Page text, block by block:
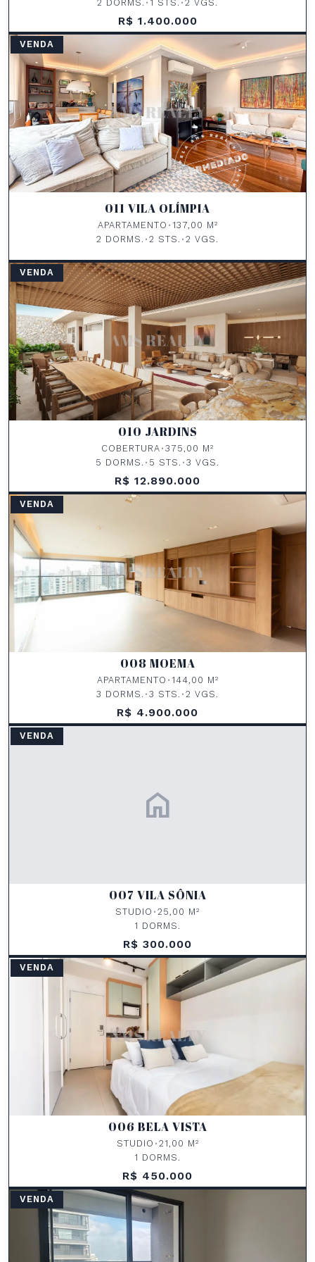
2 DORMS. • 1 STS. • 2 VGS.
R$ 1.400.000
VENDA
011 VILA OLÍMPIA
APARTAMENTO • 137,00 M²
2 DORMS. • 2 STS. • 2 VGS.
VENDA
010 JARDINS
COBERTURA • 375,00 M²
5 DORMS. • 5 STS. • 3 VGS.
R$ 12.890.000
VENDA
008 MOEMA
APARTAMENTO • 144,00 M²
3 DORMS. • 3 STS. • 2 VGS.
R$ 4.900.000
home
VENDA
007 VILA SÔNIA
STUDIO • 25,00 M²
1 DORMS.
R$ 300.000
VENDA
006 BELA VISTA
STUDIO • 21,00 M²
1 DORMS.
R$ 450.000
VENDA